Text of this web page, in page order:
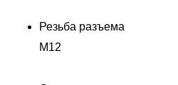
Резьба разъема
M12